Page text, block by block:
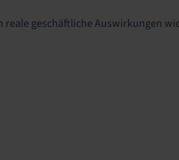
geschäftliche Auswirkungen